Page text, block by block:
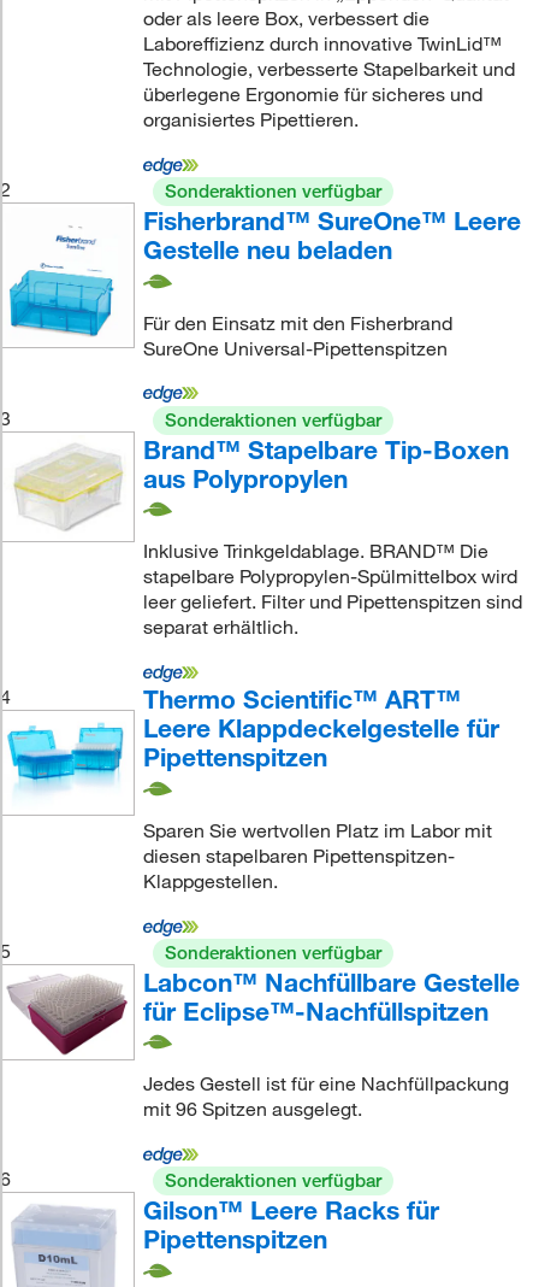
oder als leere Box, verbessert die
Laboreffizienz durch innovative TwinLid™
Technologie, verbesserte Stapelbarkeit und
überlegene Ergonomie für sicheres und
organisiertes Pipettieren.
2 Sonderaktionen verfügbar
Fisherbrand™ SureOne™ Leere
Gestelle neu beladen
Für den Einsatz mit den Fisherbrand
SureOne Universal-Pipettenspitzen
3 Sonderaktionen verfügbar
Brand™ Stapelbare Tip-Boxen
aus Polypropylen
Inklusive Trinkgeldablage. BRAND™ Die
stapelbare Polypropylen-Spülmittelbox wird
leer geliefert. Filter und Pipettenspitzen sind
separat erhältlich.
4
Thermo Scientific™ ART™
Leere Klappdeckelgestelle für
Pipettenspitzen
Sparen Sie wertvollen Platz im Labor mit
diesen stapelbaren Pipettenspitzen-
Klappgestellen.
5 Sonderaktionen verfügbar
Labcon™ Nachfüllbare Gestelle
für Eclipse™-Nachfüllspitzen
Jedes Gestell ist für eine Nachfüllpackung
mit 96 Spitzen ausgelegt.
6 Sonderaktionen verfügbar
Gilson™ Leere Racks für
Pipettenspitzen